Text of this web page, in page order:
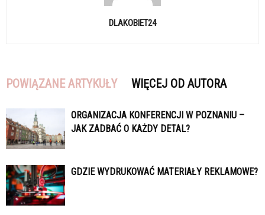
DLAKOBIET24
POWIĄZANE ARTYKUŁY WIĘCEJ OD AUTORA
ORGANIZACJA KONFERENCJI W POZNANIU –
JAK ZADBAĆ O KAŻDY DETAL?
GDZIE WYDRUKOWAĆ MATERIAŁY REKLAMOWE?